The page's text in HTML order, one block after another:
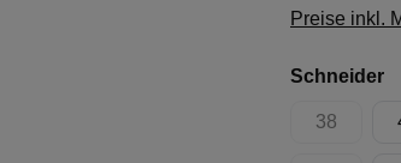
Preise inkl.
Schneider
38
(Diese